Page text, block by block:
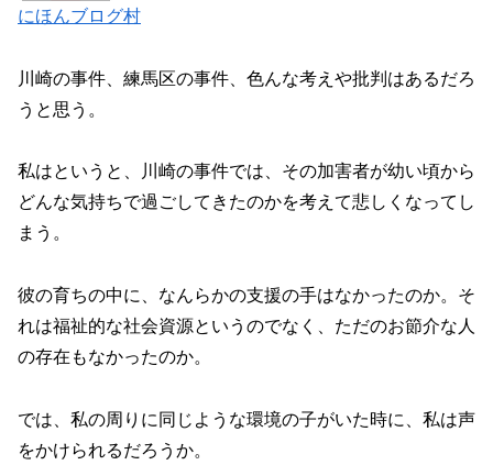
にほんブログ村
川崎の事件、練馬区の事件、色んな考えや批判はあるだろ
うと思う。
私はというと、川崎の事件では、その加害者が幼い頃から
どんな気持ちで過ごしてきたのかを考えて悲しくなってし
まう。
彼の育ちの中に、なんらかの支援の手はなかったのか。そ
れは福祉的な社会資源というのでなく、ただのお節介な人
の存在もなかったのか。
では、私の周りに同じような環境の子がいた時に、私は声
をかけられるだろうか。